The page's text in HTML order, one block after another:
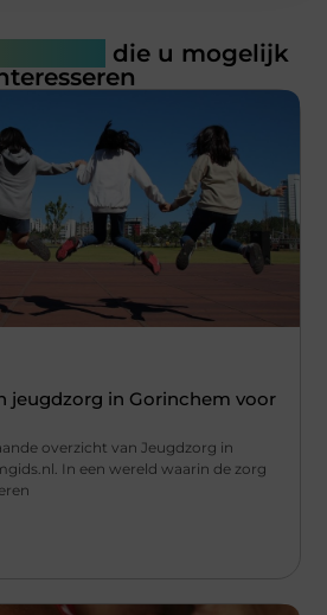
die u mogelijk
jeugdzorg in Gorinchem voor
overzicht van Jeugdzorg in
In een wereld waarin de zorg